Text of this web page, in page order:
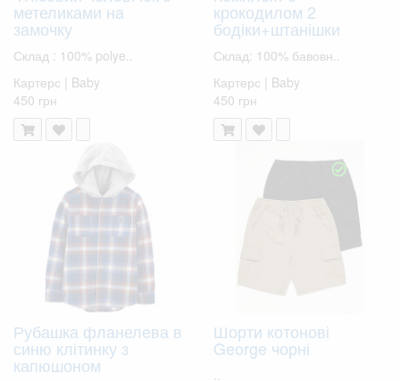
метеликами на
замочку
Склад : 100% polye..
Картерс | Baby
450 грн
крокодилом 2
бодіки+штанішки
Склад: 100% бавовн..
Картерс | Baby
450 грн
Рубашка фланелева в
синю клітинку з
капюшоном
Шорти котонові
George чорні